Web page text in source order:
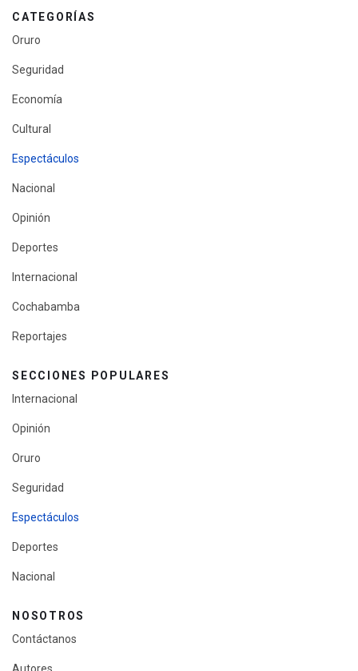
CATEGORÍAS
Oruro
Seguridad
Economía
Cultural
Espectáculos
Nacional
Opinión
Deportes
Internacional
Cochabamba
Reportajes
SECCIONES POPULARES
Internacional
Opinión
Oruro
Seguridad
Espectáculos
Deportes
Nacional
NOSOTROS
Contáctanos